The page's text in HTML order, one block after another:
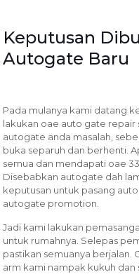
Keputusan
Autogate Baru
Pada mulanya kami datang
lakukan oae auto gate
autogate anda masalah,
buka separuh dan berhenti.
semua dan mendapati oae
Disebabkan autogate dah
keputusan untuk pasang
autogate promotion.
Jadi kami lakukan
untuk rumahnya. Selepas
pastikan semuanya berjalan.
arm kami nampak kukuh dan